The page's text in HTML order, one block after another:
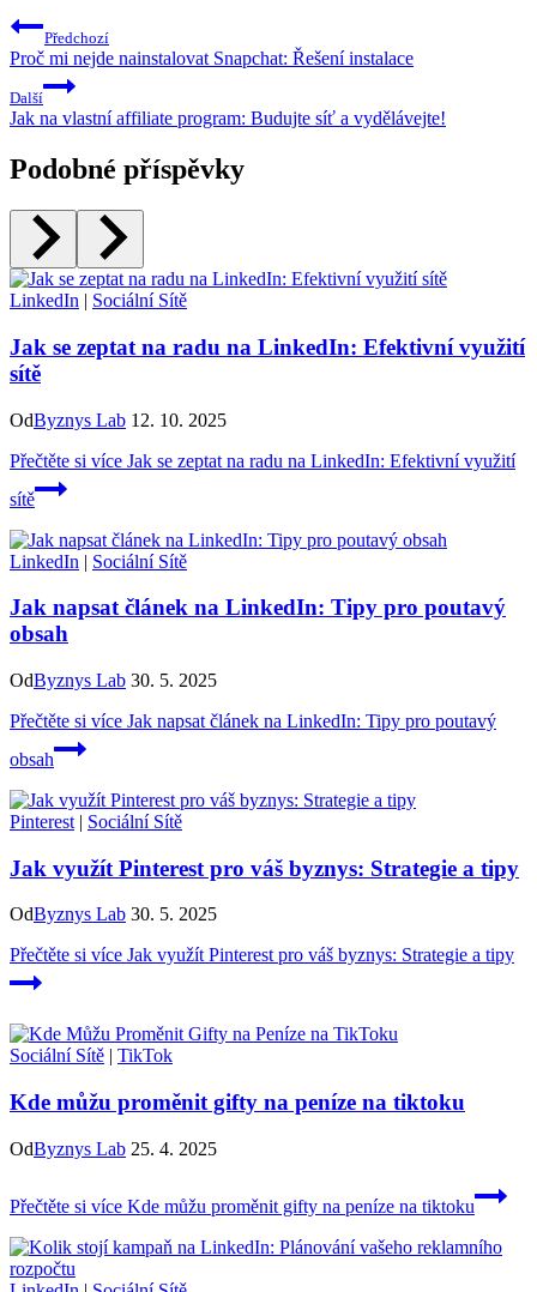
Předchozí
Proč mi nejde nainstalovat Snapchat: Řešení instalace
Další
Jak na vlastní affiliate program: Budujte síť a vydělávejte!
Podobné příspěvky
LinkedIn | Sociální Sítě
Jak se zeptat na radu na LinkedIn: Efektivní využití
sítě
OdByznys Lab 12. 10. 2025
Přečtěte si více Jak se zeptat na radu na LinkedIn: Efektivní využití
sítě
LinkedIn | Sociální Sítě
Jak napsat článek na LinkedIn: Tipy pro poutavý
obsah
OdByznys Lab 30. 5. 2025
Přečtěte si více Jak napsat článek na LinkedIn: Tipy pro poutavý
obsah
Pinterest | Sociální Sítě
Jak využít Pinterest pro váš byznys: Strategie a tipy
OdByznys Lab 30. 5. 2025
Přečtěte si více Jak využít Pinterest pro váš byznys: Strategie a tipy
Sociální Sítě | TikTok
Kde můžu proměnit gifty na peníze na tiktoku
OdByznys Lab 25. 4. 2025
Přečtěte si více Kde můžu proměnit gifty na peníze na tiktoku